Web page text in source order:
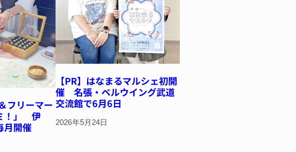
フリーマー
！」 伊
月開催
【PR】はなまるマルシェ初開
催 名張・ベルウイング武道
交流館で6月6日
2026年5月24日